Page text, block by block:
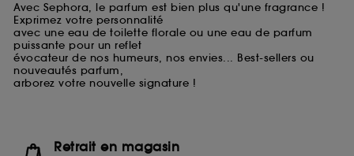
Avec Sephora, le parfum est bien plus qu'une fragrance !
Exprimez votre personnalité
avec une eau de toilette florale ou une eau de parfum
puissante pour un reflet
évocateur de nos humeurs, nos envies... Best-sellers ou
nouveautés parfum,
arborez votre nouvelle signature !
Retrait en magasin